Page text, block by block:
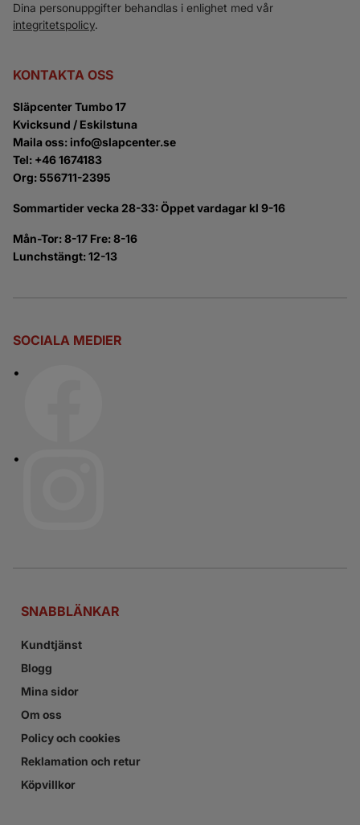
Dina personuppgifter behandlas i enlighet med vår
integritetspolicy.
KONTAKTA OSS
Släpcenter Tumbo 17
Kvicksund / Eskilstuna
Maila oss: info@slapcenter.se
Tel: +46 1674183
Org: 556711-2395
Sommartider vecka 28-33: Öppet vardagar kl 9-16
Mån-Tor: 8-17 Fre: 8-16
Lunchstängt: 12-13
SOCIALA MEDIER
SNABBLÄNKAR
Kundtjänst
Blogg
Mina sidor
Om oss
Policy och cookies
Reklamation och retur
Köpvillkor